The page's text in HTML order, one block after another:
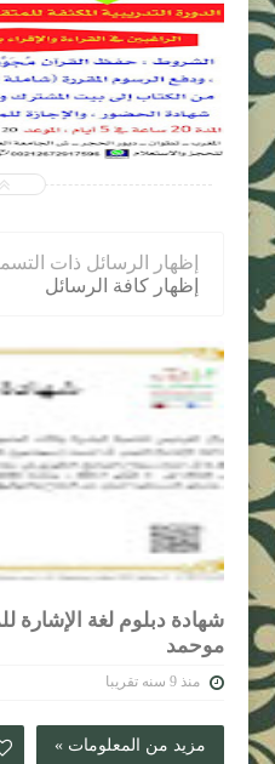
2017-12-16
CENTER-MOROCCO

‏إظهار الرسائل ذات
إظهار كافة الرسائل
شهادة دبلوم لغة الإشارة
موحمد
منذ 9 سنه تقريبا
مزيد من المعلومات »